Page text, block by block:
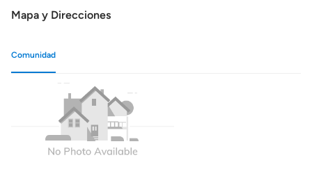
Mapa y Direcciones
Comunidad